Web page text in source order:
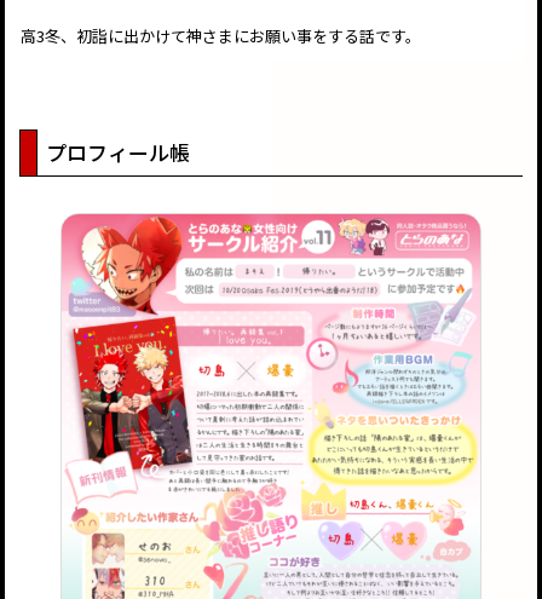
高3冬、初詣に出かけて神さまにお願い事をする話です。
プロフィール帳